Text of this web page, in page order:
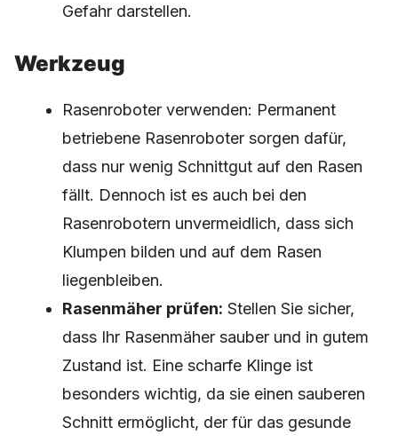
Gefahr darstellen.
Werkzeug
Rasenroboter verwenden: Permanent
betriebene Rasenroboter sorgen dafür,
dass nur wenig Schnittgut auf den Rasen
fällt. Dennoch ist es auch bei den
Rasenrobotern unvermeidlich, dass sich
Klumpen bilden und auf dem Rasen
liegenbleiben.
Rasenmäher prüfen: Stellen Sie sicher,
dass Ihr Rasenmäher sauber und in gutem
Zustand ist. Eine scharfe Klinge ist
besonders wichtig, da sie einen sauberen
Schnitt ermöglicht, der für das gesunde